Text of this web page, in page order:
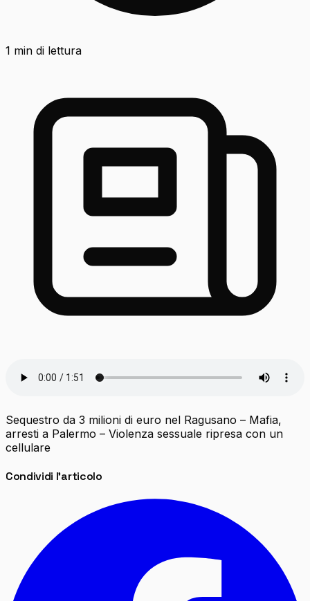
1 min di lettura
Sequestro da 3 milioni di euro nel Ragusano – Mafia,
arresti a Palermo – Violenza sessuale ripresa con un
cellulare
Condividi l'articolo